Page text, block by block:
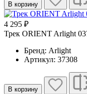
В корзину
4 295 ₽
Трек ORIENT Arlight
Бренд: Arlight
Артикул: 37308
В корзину